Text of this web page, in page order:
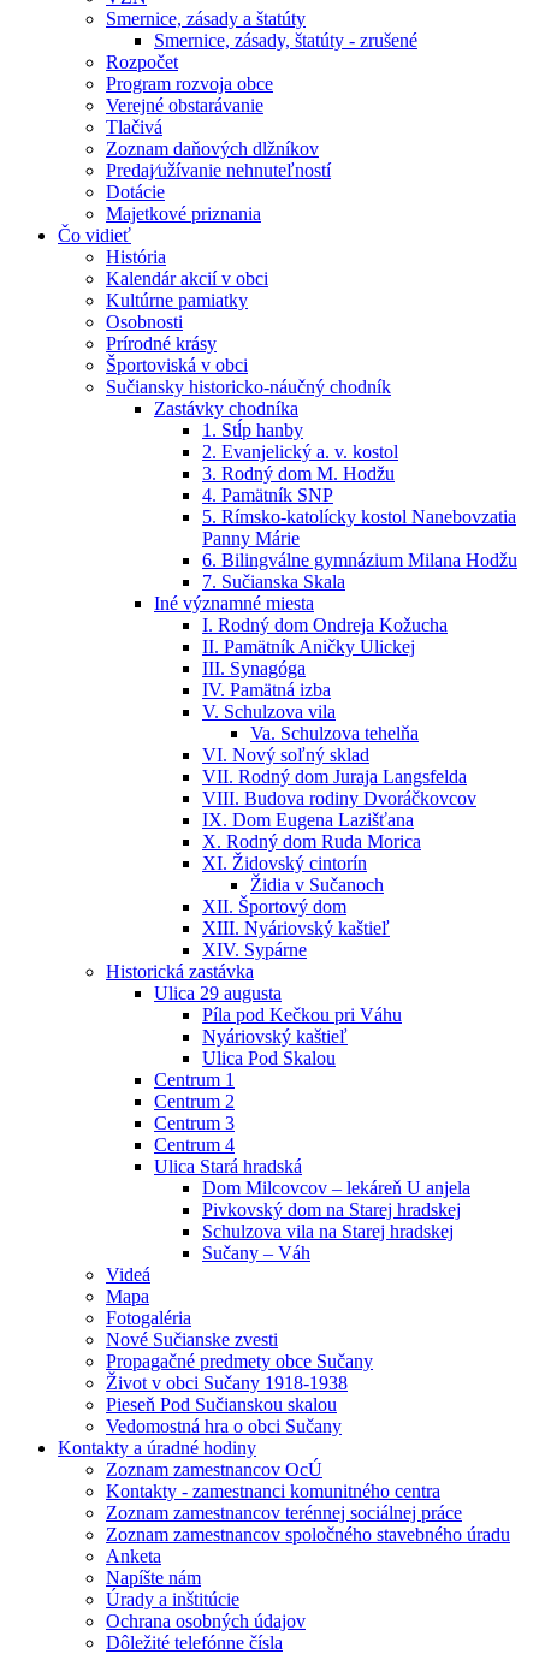
Smernice, zásady a štatúty
Smernice, zásady, štatúty - zrušené
Rozpočet
Program rozvoja obce
Verejné obstarávanie
Tlačivá
Zoznam daňových dlžníkov
Predaj⁄užívanie nehnuteľností
Dotácie
Majetkové priznania
Čo vidieť
História
Kalendár akcií v obci
Kultúrne pamiatky
Osobnosti
Prírodné krásy
Športoviská v obci
Sučiansky historicko-náučný chodník
Zastávky chodníka
1. Stĺp hanby
2. Evanjelický a. v. kostol
3. Rodný dom M. Hodžu
4. Pamätník SNP
5. Rímsko-katolícky kostol Nanebovzatia
Panny Márie
6. Bilingválne gymnázium Milana Hodžu
7. Sučianska Skala
Iné významné miesta
I. Rodný dom Ondreja Kožucha
II. Pamätník Aničky Ulickej
III. Synagóga
IV. Pamätná izba
V. Schulzova vila
Va. Schulzova tehelňa
VI. Nový soľný sklad
VII. Rodný dom Juraja Langsfelda
VIII. Budova rodiny Dvoráčkovcov
IX. Dom Eugena Lazišťana
X. Rodný dom Ruda Morica
XI. Židovský cintorín
Židia v Sučanoch
XII. Športový dom
XIII. Nyáriovský kaštieľ
XIV. Sypárne
Historická zastávka
Ulica 29 augusta
Píla pod Kečkou pri Váhu
Nyáriovský kaštieľ
Ulica Pod Skalou
Centrum 1
Centrum 2
Centrum 3
Centrum 4
Ulica Stará hradská
Dom Milcovcov – lekáreň U anjela
Pivkovský dom na Starej hradskej
Schulzova vila na Starej hradskej
Sučany – Váh
Videá
Mapa
Fotogaléria
Nové Sučianske zvesti
Propagačné predmety obce Sučany
Život v obci Sučany 1918-1938
Pieseň Pod Sučianskou skalou
Vedomostná hra o obci Sučany
Kontakty a úradné hodiny
Zoznam zamestnancov OcÚ
Kontakty - zamestnanci komunitného centra
Zoznam zamestnancov terénnej sociálnej práce
Zoznam zamestnancov spoločného stavebného úradu
Anketa
Napíšte nám
Úrady a inštitúcie
Ochrana osobných údajov
Dôležité telefónne čísla